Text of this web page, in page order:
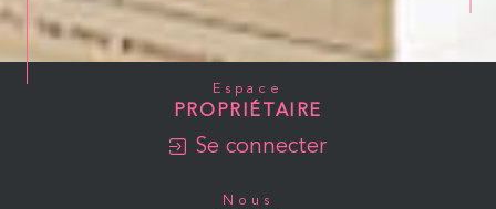
Espace
PROPRIÉTAIRE
Se connecter
Nous